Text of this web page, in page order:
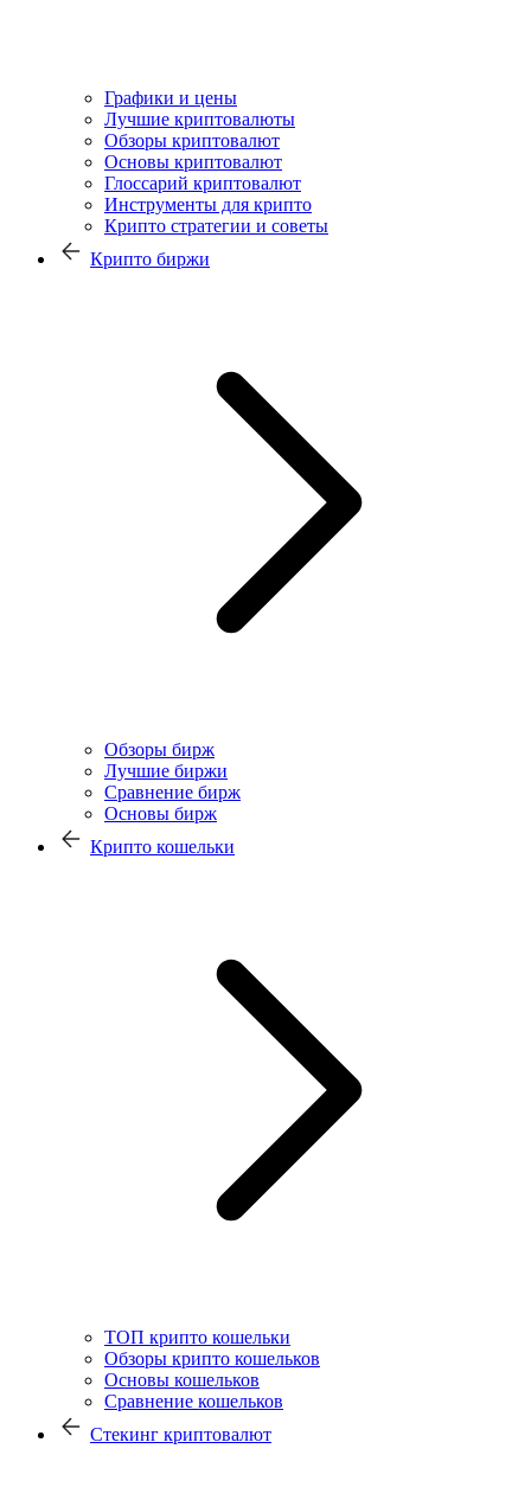
Графики и цены
Лучшие криптовалюты
Обзоры криптовалют
Основы криптовалют
Глоссарий криптовалют
Инструменты для крипто
Крипто стратегии и советы
Крипто биржи
Обзоры бирж
Лучшие биржи
Сравнение бирж
Основы бирж
Крипто кошельки
ТОП крипто кошельки
Обзоры крипто кошельков
Основы кошельков
Сравнение кошельков
Стекинг криптовалют